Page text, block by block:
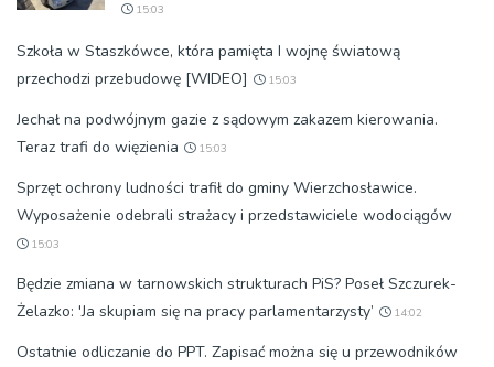
15:03
Szkoła w Staszkówce, która pamięta I wojnę światową
przechodzi przebudowę [WIDEO]
15:03
Jechał na podwójnym gazie z sądowym zakazem kierowania.
Teraz trafi do więzienia
15:03
Sprzęt ochrony ludności trafił do gminy Wierzchosławice.
Wyposażenie odebrali strażacy i przedstawiciele wodociągów
15:03
Będzie zmiana w tarnowskich strukturach PiS? Poseł Szczurek-
Żelazko: 'Ja skupiam się na pracy parlamentarzysty’
14:02
Ostatnie odliczanie do PPT. Zapisać można się u przewodników